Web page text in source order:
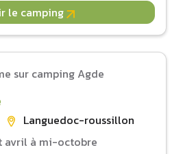
le camping
Languedoc-roussillon
avril à mi-octobre